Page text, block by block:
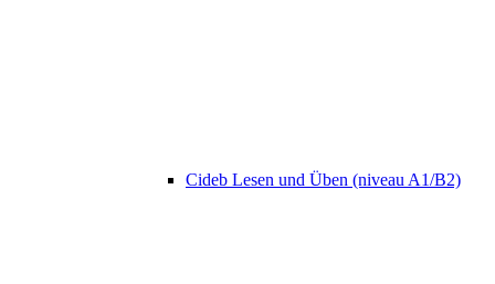
Cideb Lesen und Üben (niveau A1/B2)